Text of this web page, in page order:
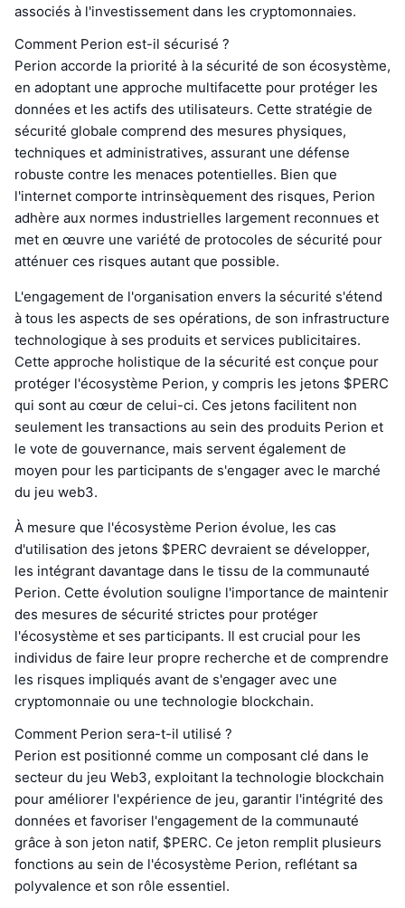
associés à l'investissement dans les cryptomonnaies.
Comment Perion est-il sécurisé ?
Perion accorde la priorité à la sécurité de son écosystème,
en adoptant une approche multifacette pour protéger les
données et les actifs des utilisateurs. Cette stratégie de
sécurité globale comprend des mesures physiques,
techniques et administratives, assurant une défense
robuste contre les menaces potentielles. Bien que
l'internet comporte intrinsèquement des risques, Perion
adhère aux normes industrielles largement reconnues et
met en œuvre une variété de protocoles de sécurité pour
atténuer ces risques autant que possible.
L'engagement de l'organisation envers la sécurité s'étend
à tous les aspects de ses opérations, de son infrastructure
technologique à ses produits et services publicitaires.
Cette approche holistique de la sécurité est conçue pour
protéger l'écosystème Perion, y compris les jetons $PERC
qui sont au cœur de celui-ci. Ces jetons facilitent non
seulement les transactions au sein des produits Perion et
le vote de gouvernance, mais servent également de
moyen pour les participants de s'engager avec le marché
du jeu web3.
À mesure que l'écosystème Perion évolue, les cas
d'utilisation des jetons $PERC devraient se développer,
les intégrant davantage dans le tissu de la communauté
Perion. Cette évolution souligne l'importance de maintenir
des mesures de sécurité strictes pour protéger
l'écosystème et ses participants. Il est crucial pour les
individus de faire leur propre recherche et de comprendre
les risques impliqués avant de s'engager avec une
cryptomonnaie ou une technologie blockchain.
Comment Perion sera-t-il utilisé ?
Perion est positionné comme un composant clé dans le
secteur du jeu Web3, exploitant la technologie blockchain
pour améliorer l'expérience de jeu, garantir l'intégrité des
données et favoriser l'engagement de la communauté
grâce à son jeton natif, $PERC. Ce jeton remplit plusieurs
fonctions au sein de l'écosystème Perion, reflétant sa
polyvalence et son rôle essentiel.